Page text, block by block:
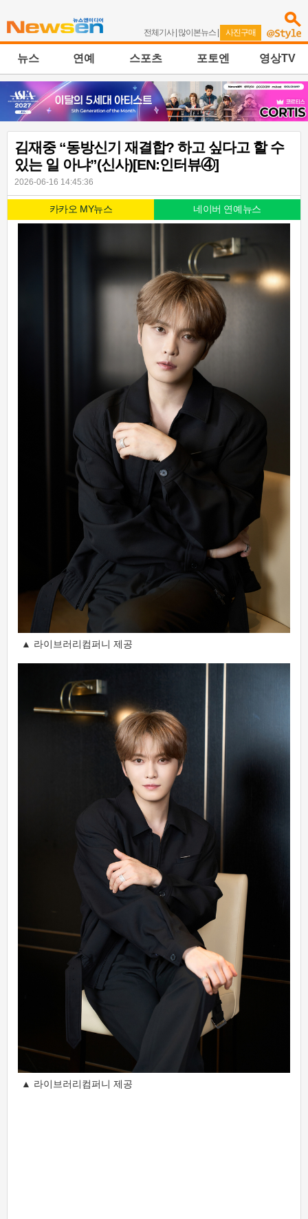
전체기사| 많이본뉴스 | 사진구매
뉴스 연예 스포츠 포토엔 영상TV
김재중 “동방신기 재결합? 하고 싶다고 할 수
있는 일 아냐”(신사)[EN:인터뷰④]
2026-06-16 14:45:36
카카오 MY뉴스 네이버 연예뉴스
▲ 라이브러리컴퍼니 제공
▲ 라이브러리컴퍼니 제공